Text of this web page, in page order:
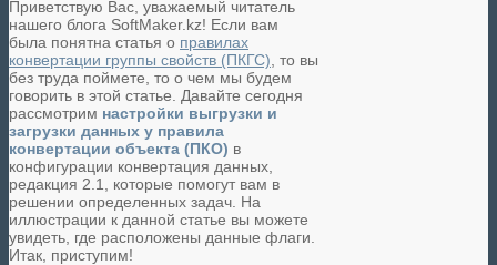
Приветствую Вас, уважаемый читатель
нашего блога SoftMaker.kz! Если вам
была понятна статья о правилах
конвертации группы свойств (ПКГС) , то вы
без труда поймете, то о чем мы будем
говорить в этой статье. Давайте сегодня
рассмотрим настройки выгрузки и
загрузки данных у правила
конвертации объекта (ПКО) в
конфигурации конвертация данных,
редакция 2.1, которые помогут вам в
решении определенных задач. На
иллюстрации к данной статье вы можете
увидеть, где расположены данные флаги.
Итак, приступим!